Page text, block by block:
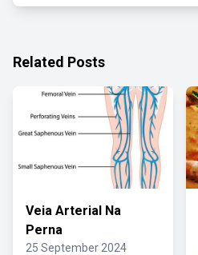
Related Posts
Veia Arterial Na
Perna
25 September 2024